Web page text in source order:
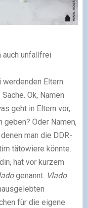
auch unfallfrei
werdenden Eltern
Ok, Namen
geht in Eltern vor,
Oder Namen,
denen man die DDR-
tätowiere könnte.
hat vor kurzem
genannt. Vlado
für die eigene